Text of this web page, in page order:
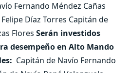
Fernando Méndez Cañas
Díaz Torres Capitán de
Flores Serán investidos
desempeño en Alto Mando
Capitán de Navío Fernando